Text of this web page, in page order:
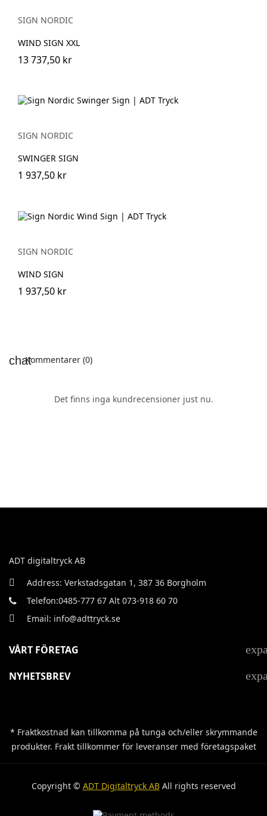
SIGN NORDIC
WIND SIGN XXL
13 737,50 kr
SIGN NORDIC
SWINGER SIGN
1 937,50 kr
SIGN NORDIC
WIND SIGN
1 937,50 kr
Kommentarer (0)
Det finns inga kundrecensioner just nu.
ADT digitaltryck AB
Address: Verkstadsgatan 1, 387 36 Borgholm
Telefon:0485-777 67 Alt 073-918 60 70
Email: info@adttryck.se
VÅRT FÖRETAG
NYHETSBREV
* Fraktkostnad kan tillkomma på tunga och/eller skrymmande
produkter. Frakt tillkommer för leveranser med företagspaket
Copyright © ADT Digitaltryck ABAll rights reserved